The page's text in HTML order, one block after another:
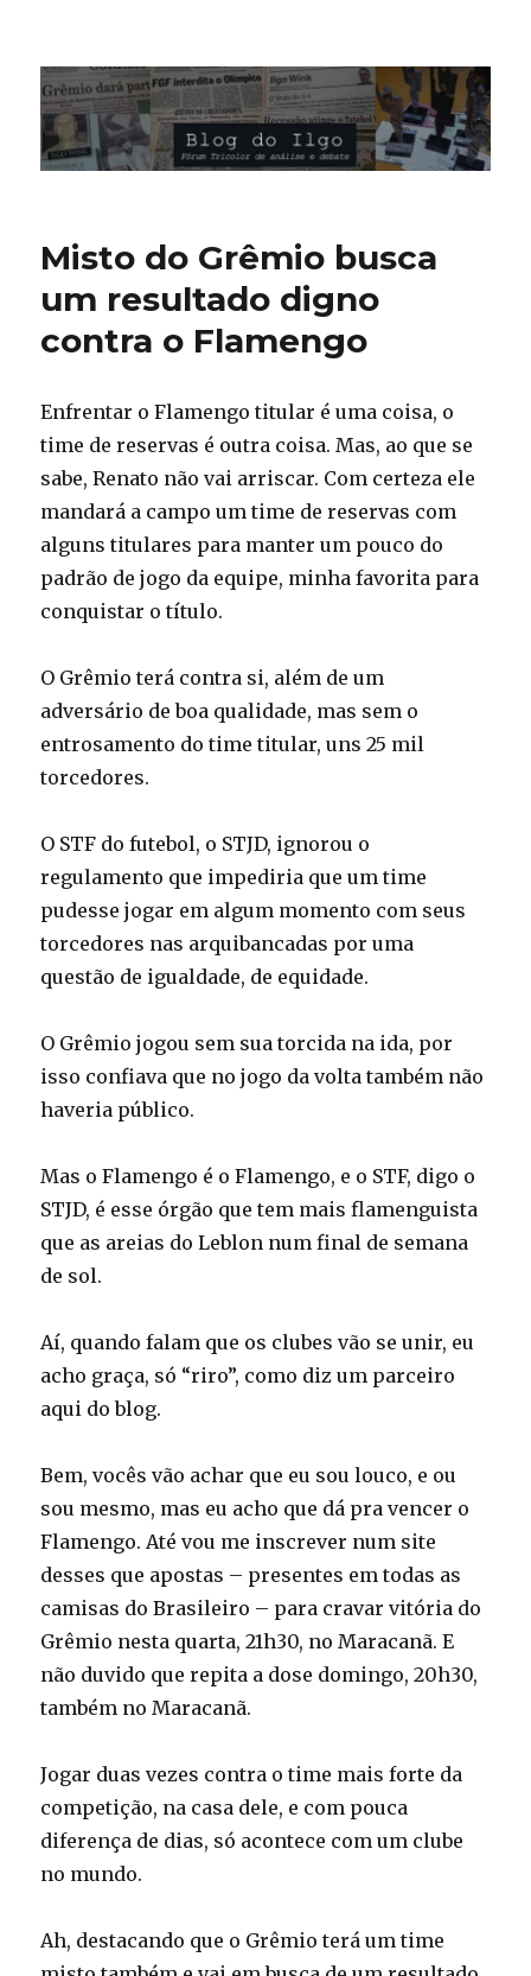
Blog do Ilgo Wink
Misto do Grêmio busca
um resultado digno
contra o Flamengo
Enfrentar o Flamengo titular é uma coisa, o
time de reservas é outra coisa. Mas, ao que se
sabe, Renato não vai arriscar. Com certeza ele
mandará a campo um time de reservas com
alguns titulares para manter um pouco do
padrão de jogo da equipe, minha favorita para
conquistar o título.
O Grêmio terá contra si, além de um
adversário de boa qualidade, mas sem o
entrosamento do time titular, uns 25 mil
torcedores.
O STF do futebol, o STJD, ignorou o
regulamento que impediria que um time
pudesse jogar em algum momento com seus
torcedores nas arquibancadas por uma
questão de igualdade, de equidade.
O Grêmio jogou sem sua torcida na ida, por
isso confiava que no jogo da volta também não
haveria público.
Mas o Flamengo é o Flamengo, e o STF, digo o
STJD, é esse órgão que tem mais flamenguista
que as areias do Leblon num final de semana
de sol.
Aí, quando falam que os clubes vão se unir, eu
acho graça, só “riro”, como diz um parceiro
aqui do blog.
Bem, vocês vão achar que eu sou louco, e ou
sou mesmo, mas eu acho que dá pra vencer o
Flamengo. Até vou me inscrever num site
desses que apostas – presentes em todas as
camisas do Brasileiro – para cravar vitória do
Grêmio nesta quarta, 21h30, no Maracanã. E
não duvido que repita a dose domingo, 20h30,
também no Maracanã.
Jogar duas vezes contra o time mais forte da
competição, na casa dele, e com pouca
diferença de dias, só acontece com um clube
no mundo.
Ah, destacando que o Grêmio terá um time